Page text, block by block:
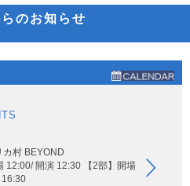
のお知らせ
カ村 BEYOND
12:00/ 開演 12:30 【2部】開場
16:30